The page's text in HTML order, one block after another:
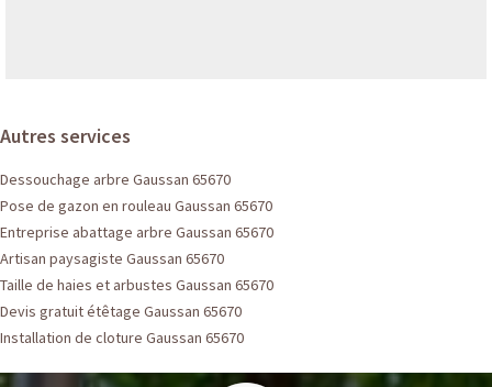
Autres services
Dessouchage arbre Gaussan 65670
Pose de gazon en rouleau Gaussan 65670
Entreprise abattage arbre Gaussan 65670
Artisan paysagiste Gaussan 65670
Taille de haies et arbustes Gaussan 65670
Devis gratuit étêtage Gaussan 65670
Installation de cloture Gaussan 65670